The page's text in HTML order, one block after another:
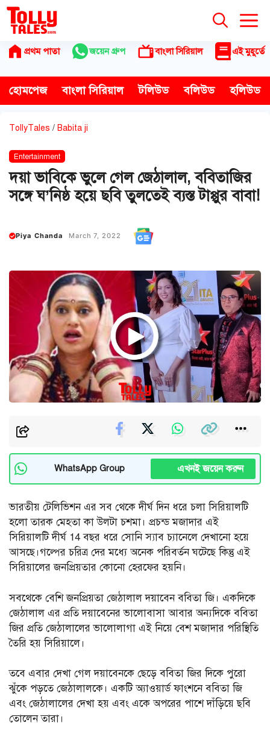
Skip
content
প্রথম পাতা জয়েন গ্রুপ বাংলা সিরিয়াল এই মুহূর্তে
হোমপেজ বাংলা সিরিয়াল টলিউড বলিউড হলিউড
TollyTales / Babita ji
Entertainment
দয়া ভাবিকে ভুলে গেল জেঠালাল, ববিতাজির
সঙ্গে ঘ’নিষ্ঠ হয়ে ছবি তুলতেই ব্যস্ত টাপ্পুর বাবা!
Piya Chanda March 7, 2022
WhatsApp Group এখনই জয়েন করুন
ভারতীয় টেলিভিশন এর সব থেকে দীর্ঘ দিন ধরে চলা সিরিয়ালটি
হলো তারক মেহতা কা উলটা চশমা। প্রচন্ড মজাদার এই
সিরিয়ালটি দীর্ঘ 14 বছর ধরে সোনি স্যাব চ্যানেলে দেখানো হয়ে
আসছে।গল্পের চরিত্র দের মধ্যে অনেক পরিবর্তন ঘটেছে কিন্তু এই
সিরিয়ালের জনপ্রিয়তার কোনো হেরফের হয়নি।
সবথেকে বেশি জনপ্রিয়তা জেঠালাল দয়াবেন ববিতা জি। একদিকে
জেঠালাল এর প্রতি দয়াবেনের ভালোবাসা আবার অন্যদিকে ববিতা
জির প্রতি জেঠালালের ভালোলাগা এই নিয়ে বেশ মজাদার পরিস্থিতি
তৈরি হয় সিরিয়ালে।
তবে এবার দেখা গেল দয়াবেনকে ছেড়ে ববিতা জির দিকে পুরো
ঝুঁকে পড়তে জেঠালালকে। একটি অ্যাওয়ার্ড ফাংশনে ববিতা জি
এবং জেঠালালের দেখা হয় এবং একে অপরের পাশে দাঁড়িয়ে ছবি
তোলেন তারা।